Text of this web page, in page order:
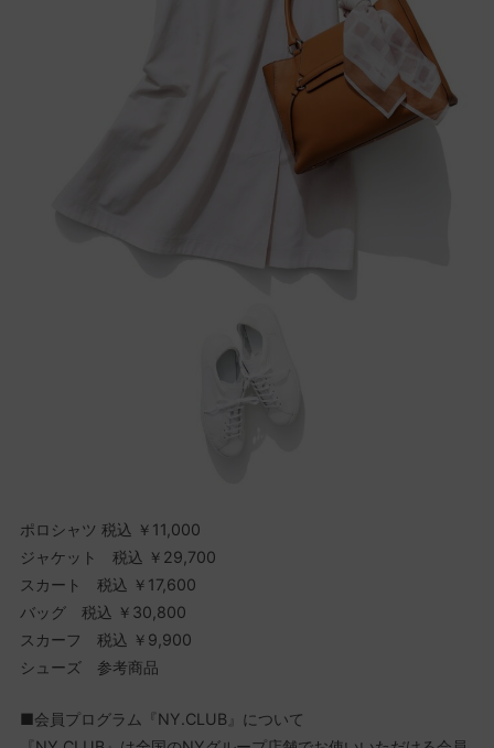
ポロシャツ 税込 ￥11,000
ジャケット 税込 ￥29,700
スカート 税込 ￥17,600
バッグ 税込 ￥30,800
スカーフ 税込 ￥9,900
シューズ 参考商品
■会員プログラム『NY.CLUB』について